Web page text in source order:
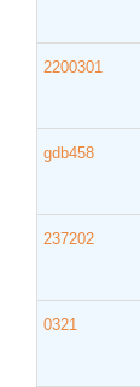
2200301
gdb458
237202
0321